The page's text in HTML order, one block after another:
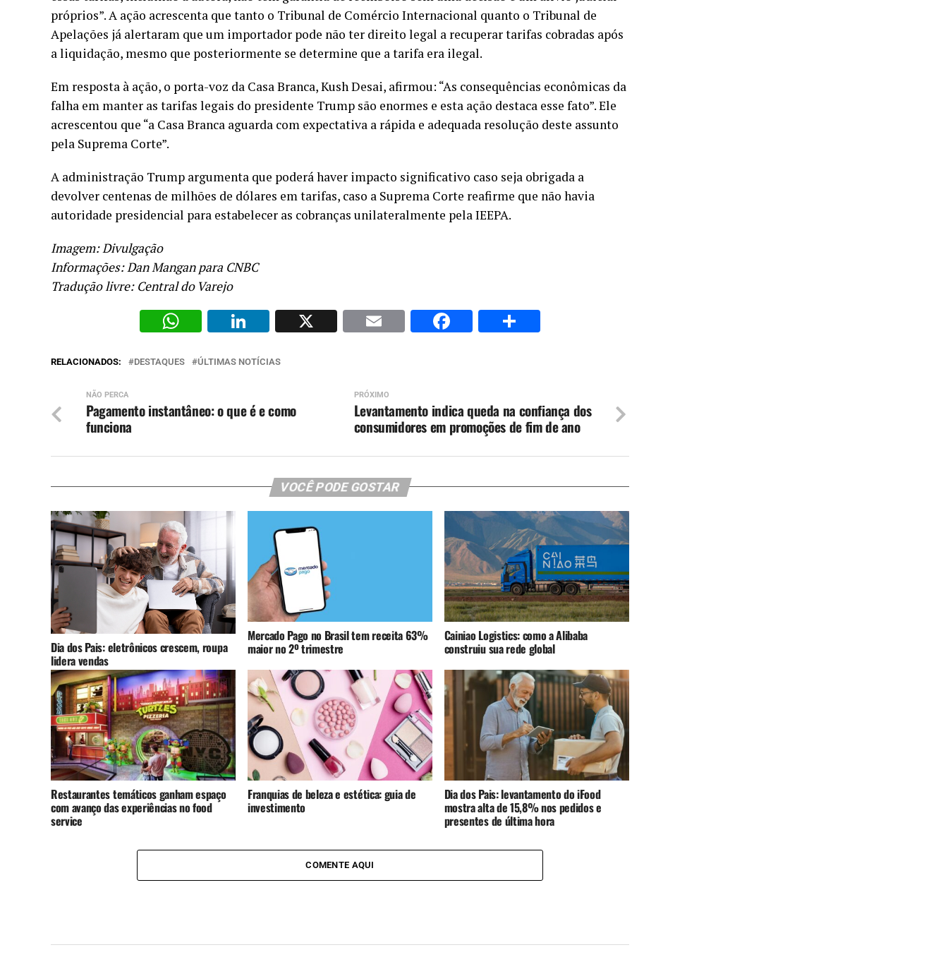
próprios”. A ação acrescenta que tanto o Tribunal de Comércio Internacional quanto o Tribunal de
Apelações já alertaram que um importador pode não ter direito legal a recuperar tarifas cobradas após
a liquidação, mesmo que posteriormente se determine que a tarifa era ilegal.
Em resposta à ação, o porta-voz da Casa Branca, Kush Desai, afirmou: “As consequências econômicas da
falha em manter as tarifas legais do presidente Trump são enormes e esta ação destaca esse fato”. Ele
acrescentou que “a Casa Branca aguarda com expectativa a rápida e adequada resolução deste assunto
pela Suprema Corte”.
A administração Trump argumenta que poderá haver impacto significativo caso seja obrigada a
devolver centenas de milhões de dólares em tarifas, caso a Suprema Corte reafirme que não havia
autoridade presidencial para estabelecer as cobranças unilateralmente pela IEEPA.
Imagem: Divulgação
Informações: Dan Mangan para CNBC
Tradução livre: Central do Varejo
WhatsAppLinkedIn
X Email Facebook
RELACIONADOS: DESTAQUES ÚLTIMAS NOTÍCIAS
PRÓXIMO
Levantamento indica queda na confiança dos
consumidores em promoções de fim de ano
NÃO PERCA
Pagamento instantâneo: o que é e como
funciona
VOCÊ PODE GOSTAR
Dia dos Pais: eletrônicos crescem, roupa
lidera vendas
Mercado Pago no Brasil tem receita 63%
maior no 2º trimestre
Cainiao Logistics: como a Alibaba
construiu sua rede global
Restaurantes temáticos ganham espaço
com avanço das experiências no food
service
Franquias de beleza e estética: guia de
investimento
Dia dos Pais: levantamento do iFood
mostra alta de 15,8% nos pedidos e
presentes de última hora
COMENTE AQUI